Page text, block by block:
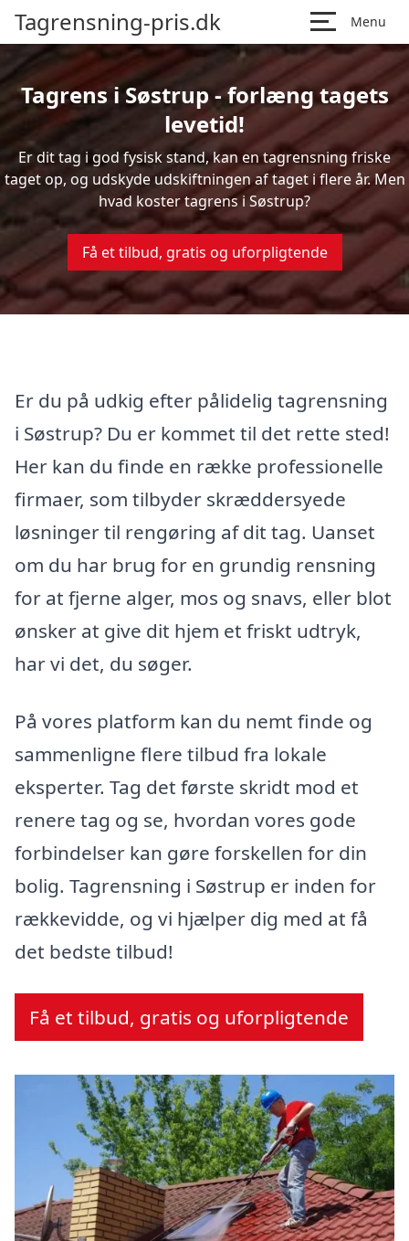
Tagrensning-pris.dk Menu
Tagrens i Søstrup - forlæng tagets
levetid!
Er dit tag i god fysisk stand, kan en tagrensning friske
taget op, og udskyde udskiftningen af taget i flere år. Men
hvad koster tagrens i Søstrup?
Få et tilbud, gratis og uforpligtende
Er du på udkig efter pålidelig tagrensning
i Søstrup? Du er kommet til det rette sted!
Her kan du finde en række professionelle
firmaer, som tilbyder skræddersyede
løsninger til rengøring af dit tag. Uanset
om du har brug for en grundig rensning
for at fjerne alger, mos og snavs, eller blot
ønsker at give dit hjem et friskt udtryk,
har vi det, du søger.
På vores platform kan du nemt finde og
sammenligne flere tilbud fra lokale
eksperter. Tag det første skridt mod et
renere tag og se, hvordan vores gode
forbindelser kan gøre forskellen for din
bolig. Tagrensning i Søstrup er inden for
rækkevidde, og vi hjælper dig med at få
det bedste tilbud!
Få et tilbud, gratis og uforpligtende